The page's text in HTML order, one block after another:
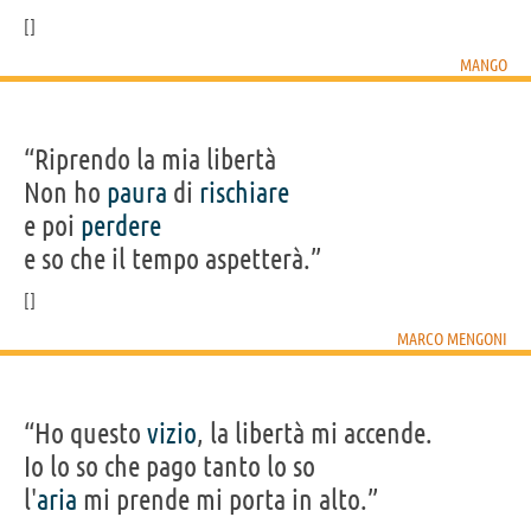
MANGO
“Riprendo la mia libertà
Non ho paura di rischiare
e poi perdere
e so che il tempo aspetterà.”
MARCO MENGONI
“Ho questo vizio, la libertà mi accende.
Io lo so che pago tanto lo so
l'aria mi prende mi porta in alto.”